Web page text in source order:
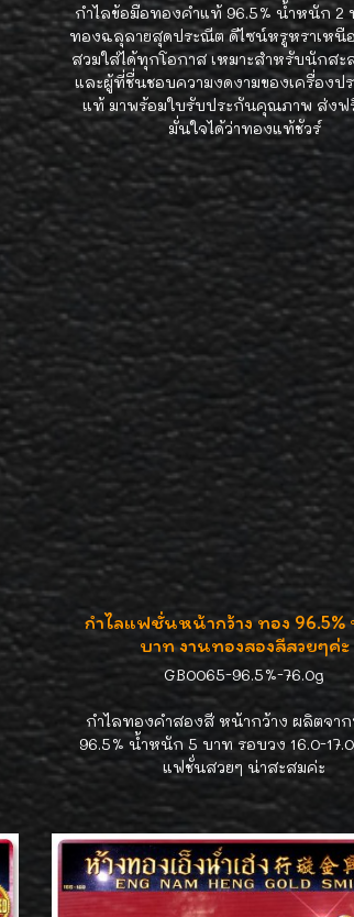
กำไลข้อมือทองคำแท้ 96.5% น้ำหนัก 2
ทองฉลุลายสุดประณีต ดีไซน์หรูหราเหนื
สวมใส่ได้ทุกโอกาส เหมาะสำหรับนักส
และผู้ที่ชื่นชอบความงดงามของเครื่องป
แท้ มาพร้อมใบรับประกันคุณภาพ ส่งฟ
มั่นใจได้ว่าทองแท้ชัวร์
กำไลแฟชั่นหน้ากว้าง ทอง 96.5%
บาท งานทองสองสีสวยๆค่ะ
GB0065-96.5%-76.0g
กำไลทองคำสองสี หน้ากว้าง ผลิตจา
96.5% น้ำหนัก 5 บาท รอบวง 16.0-
แฟชั่นสวยๆ น่าสะสมค่ะ